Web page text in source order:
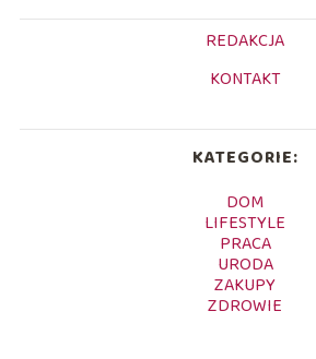
REDAKCJA
KONTAKT
KATEGORIE:
DOM
LIFESTYLE
PRACA
URODA
ZAKUPY
ZDROWIE